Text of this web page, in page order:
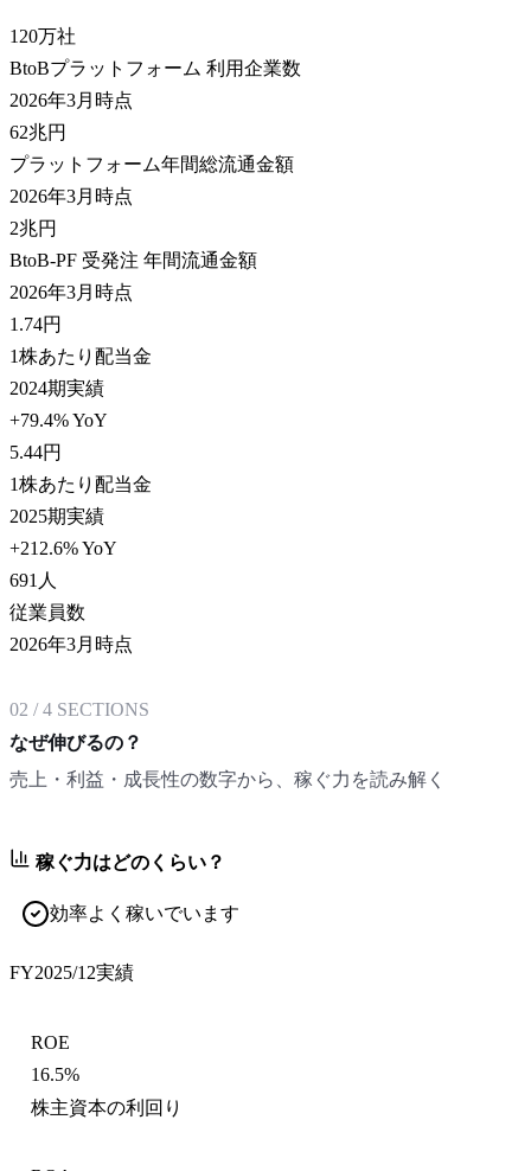
120万社
BtoBプラットフォーム 利用企業数
2026年3月時点
62兆円
プラットフォーム年間総流通金額
2026年3月時点
2兆円
BtoB-PF 受発注 年間流通金額
2026年3月時点
1.74円
1株あたり配当金
2024期実績
+79.4% YoY
5.44円
1株あたり配当金
2025期実績
+212.6% YoY
691 人
従業員数
2026年3月時点
02 /4 SECTIONS
なぜ伸びるの？
売上・利益・成長性の数字から、稼ぐ力を読み解く
稼ぐ力はどのくらい？
効率よく稼いでいます
FY2025/12実績
ROE
16.5%
株主資本の利回り